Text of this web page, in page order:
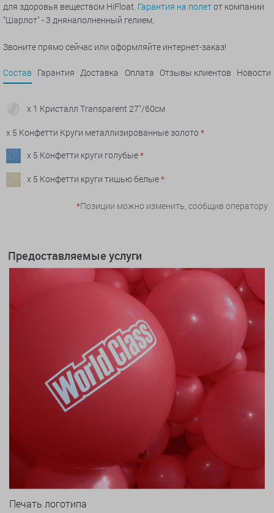
для здоровья веществом HiFloat. Гарантия на полетот компании
"Шарлот" - 3 днянаполненный гелием,
Звоните прямо сейчас или оформляйте интернет-заказ!
Состав Гарантия Доставка Оплата Отзывы клиентов Новости
x 1 Кристалл Transparent 27"/60см
x 5 Конфетти Круги металлизированные золото *
x 5 Конфетти круги голубые*
x 5 Конфетти круги тишью белые*
*Позиции можно изменить, сообщив оператору
Предоставляемые услуги
Печать логотипа